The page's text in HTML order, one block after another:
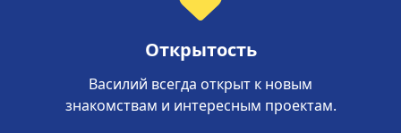
Открытость
Василий всегда открыт к новым
знакомствам и интересным проектам.